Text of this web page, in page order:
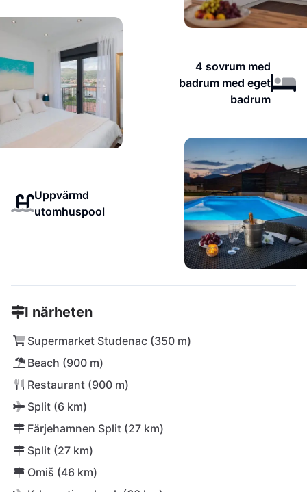
4 sovrum med
badrum med eget
badrum
Uppvärmd
utomhuspool
I närheten
Supermarket Studenac (350 m)
Beach (900 m)
Restaurant (900 m)
Split (6 km)
Färjehamnen Split (27 km)
Split (27 km)
Omiš (46 km)